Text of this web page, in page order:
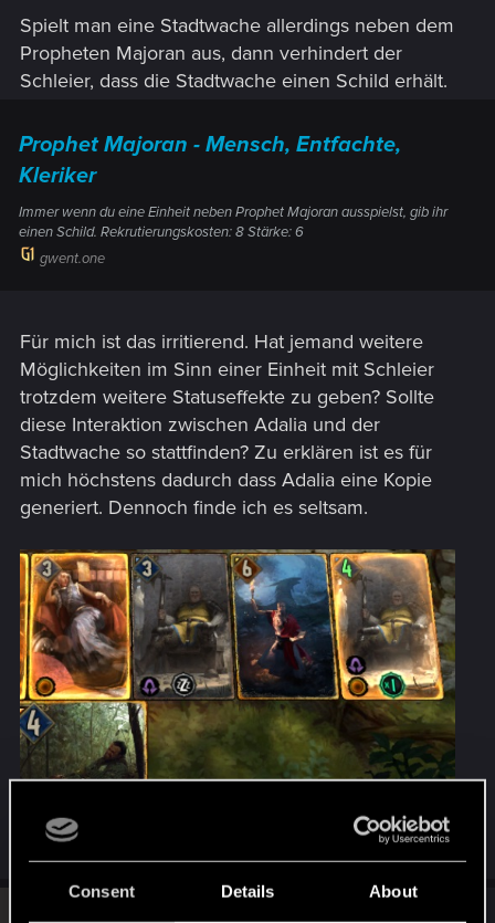
Consent Details About
Spielt man eine Stadtwache allerdings neben dem
Propheten Majoran aus, dann verhindert der
Schleier, dass die Stadtwache einen Schild erhält.
Prophet Majoran - Mensch, Entfachte,
Kleriker
Immer wenn du eine Einheit neben Prophet Majoran ausspielst, gib ihr
einen Schild. Rekrutierungskosten: 8 Stärke: 6
gwent.one
Für mich ist das irritierend. Hat jemand weitere
Möglichkeiten im Sinn einer Einheit mit Schleier
trotzdem weitere Statuseffekte zu geben? Sollte
diese Interaktion zwischen Adalia und der
Stadtwache so stattfinden? Zu erklären ist es für
mich höchstens dadurch dass Adalia eine Kopie
generiert. Dennoch finde ich es seltsam.